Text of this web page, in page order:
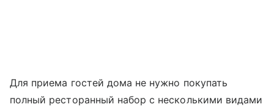
Для приема гостей дома не нужно покупать
полный ресторанный набор с несколькими видами